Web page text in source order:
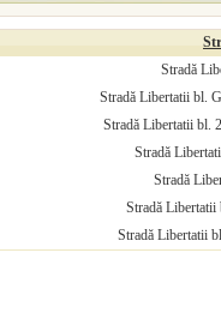
Stradă
Stradă Libertatii bl.
Stradă Libertatii bl.
Stradă
Stradă
Stradă
Stradă Libertatii